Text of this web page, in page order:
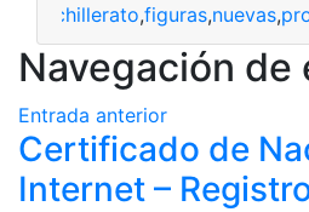
bachillerato,figuras,nuevas,
Navegación de
Entrada anterior
Certificado de
Internet –